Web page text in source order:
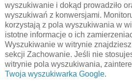
wyszukiwanie i dokąd prowadziło
wyszukiwań z konwersjami.
korzystają z pola wyszukiwania w
istotne informacje o ich
Wyszukiwanie w witrynie
sekcji Zachowanie. Jeśli nie
witrynie pola wyszukiwania,
Twoja wyszukiwarka Google.